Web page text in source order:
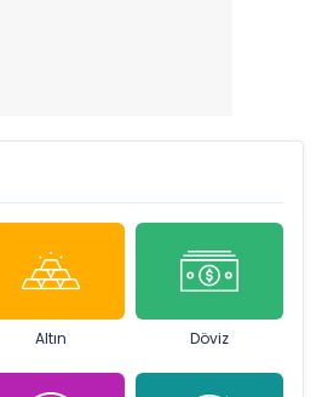
Altın Döviz